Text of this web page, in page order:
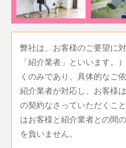
弊社は、お客様のご要望に
「紹介業者」といいます。
くのみであり、具体的なご
紹介業者が対応し、お客様
の契約なさっていただくこ
はお客様と紹介業者との間
を負いません。